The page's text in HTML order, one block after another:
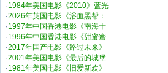
·1984年美国电影《2010》蓝光
·2026年英国电影《浴血黑帮：
·1997年中国香港电影《南海十
·1996年中国香港电影《甜蜜蜜
·2017年国产电影《路过未来》
·2001年美国电影《最后的城堡
·1981年美国电影《旧爱新欢》